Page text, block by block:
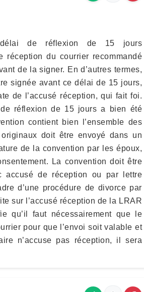
de réflexion de 15 jours
réception du courrier recommandé
de la signer. En d’autres termes,
signée avant ce délai de 15 jours,
de l’accusé réception, qui fait foi.
réflexion de 15 jours a bien été
contient bien l’ensemble des
doit être envoyé dans un
de la convention par les époux,
La convention doit être
accusé de réception ou par lettre
d’une procédure de divorce par
sur l’accusé réception de la LRAR
qu’il faut nécessairement que le
pour que l’envoi soit valable et
n’accuse pas réception, il sera